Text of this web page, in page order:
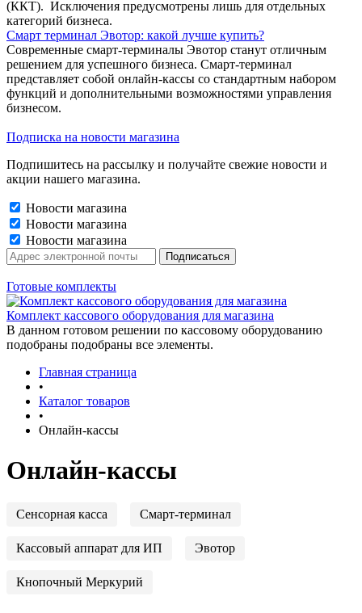
(ККТ). Исключения предусмотрены лишь для отдельных
категорий бизнеса.
Смарт терминал Эвотор: какой лучше купить?
Современные смарт-терминалы Эвотор станут отличным
решением для успешного бизнеса. Смарт-терминал
представляет собой онлайн-кассы со стандартным набором
функций и дополнительными возможностями управления
бизнесом.
Подписка на новости магазина
Подпишитесь на рассылку и получайте свежие новости и
акции нашего магазина.
Новости магазина
Новости магазина
Новости магазина
Готовые комплекты
Комплект кассового оборудования для магазина
В данном готовом решении по кассовому оборудованию
подобраны подобраны все элементы.
Главная страница
•
Каталог товаров
•
Онлайн-кассы
Онлайн-кассы
Сенсорная касса Смарт-терминал
Кассовый аппарат для ИП Эвотор
Кнопочный Меркурий